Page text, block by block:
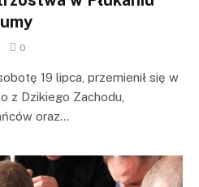
0
19 lipca, przemienił się w
z Dzikiego Zachodu,
oraz…